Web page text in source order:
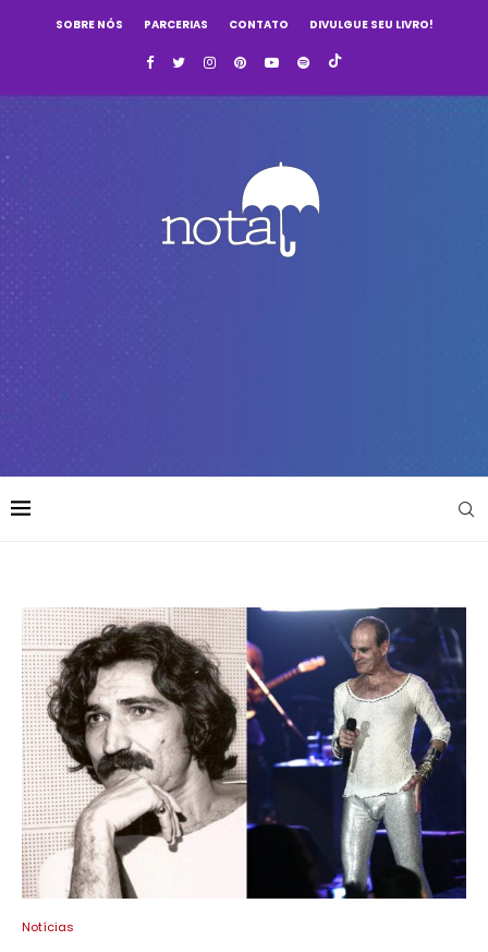
SOBRE NÓS PARCERIAS CONTATO DIVULGUE SEU LIVRO!
Notícias